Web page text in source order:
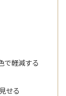
で軽減する
せる